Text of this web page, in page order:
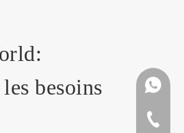
besoins
+ 86
+ 86-